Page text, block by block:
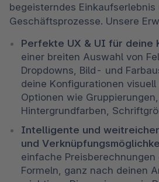
begeisterndes
Geschäftsprozesse. Unsere
Perfekte UX & UI für deine
einer breiten Auswahl von
Dropdowns, Bild- und
deine Konfigurationen
Optionen wie
Hintergrundfarben,
Intelligente und
und
einfache Preisberechnungen
Formeln, ganz nach deinen